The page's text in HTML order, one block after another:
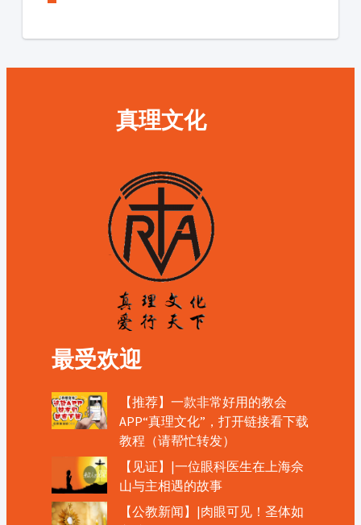
真理文化
最受欢迎
【推荐】一款非常好用的教会
APP“真理文化”，打开链接看下载
教程（请帮忙转发）
【见证】|一位眼科医生在上海佘
山与主相遇的故事
【公教新闻】|肉眼可见！圣体如